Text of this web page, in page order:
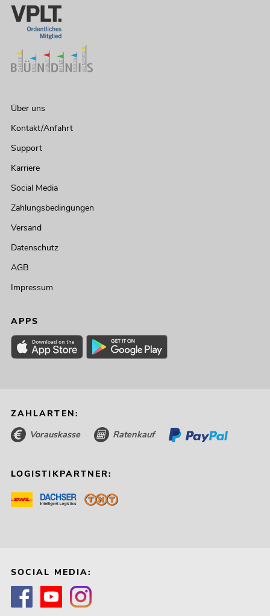
Über uns
Kontakt/Anfahrt
Support
Karriere
Social Media
Zahlungsbedingungen
Versand
Datenschutz
AGB
Impressum
APPS
ZAHLARTEN:
Vorauskasse Ratenkauf
LOGISTIKPARTNER:
SOCIAL MEDIA: